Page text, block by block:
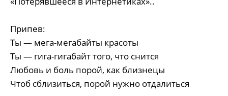
Припев:
Ты — мега-мегабайты красоты
Ты — гига-гигабайт того, что снится
Любовь и боль порой, как близнецы
Чтоб сблизиться, порой нужно отдалиться